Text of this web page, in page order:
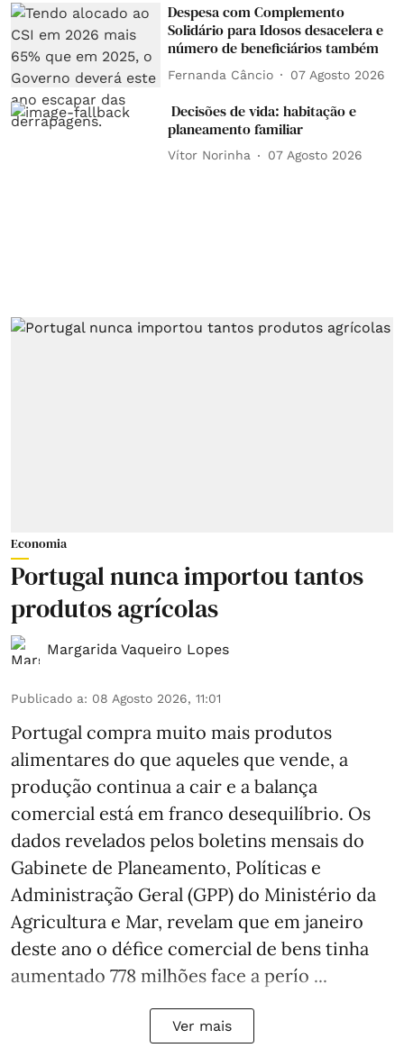
Despesa com Complemento
Solidário para Idosos desacelera e
número de beneficiários também
Fernanda Câncio 07 Agosto 2026
Decisões de vida: habitação e
planeamento familiar
Vítor Norinha 07 Agosto 2026
Economia
Portugal nunca importou tantos
produtos agrícolas
Margarida Vaqueiro Lopes
Publicado a: 08 Agosto 2026, 11:01
Portugal compra muito mais produtos
alimentares do que aqueles que vende, a
produção continua a cair e a balança
comercial está em franco desequilíbrio. Os
dados revelados pelos boletins mensais do
Gabinete de Planeamento, Políticas e
Administração Geral (GPP) do Ministério da
Agricultura e Mar, revelam que em janeiro
deste ano o défice comercial de bens tinha
aumentado 778 milhões face a perío ...
Ver mais